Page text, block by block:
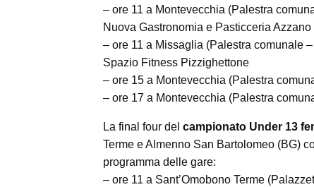
– ore 11 a Montevecchia (Palestra
Nuova Gastronomia e Pasticceria Azzano
– ore 11 a Missaglia (Palestra comunale
Spazio Fitness Pizzighettone
– ore 15 a Montevecchia (Palestra
– ore 17 a Montevecchia (Palestra
La final four del campionato Under 13
Terme e Almenno San Bartolomeo (BG)
programma delle gare:
– ore 11 a Sant’Omobono Terme